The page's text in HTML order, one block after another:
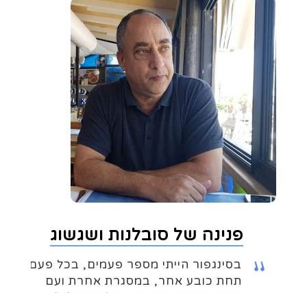
פנינה של סובלנות ושגשוג
בסינגפור הייתי מספר פעמים, בכל פעם
תחת כובע אחר, במסגרת אחרת ועם